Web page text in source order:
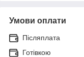
Умови оплати
Післяплата
Готівкою